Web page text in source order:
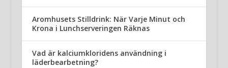
Aromhusets Stilldrink: När Varje Minut och
Krona i Lunchserveringen Räknas
Vad är kalciumkloridens användning i
läderbearbetning?